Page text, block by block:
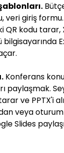
veri giriş
QR kodu tarar,
Konferans
paylaşmak.
ve PPTX'i
veya
Slides